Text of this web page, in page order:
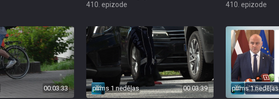
410. epizode 410. epizode
00:03:33 pirms 1 nedēļas 00:03:39 pirms 1 nedēļas